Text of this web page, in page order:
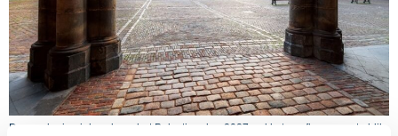
De voorlopige inhoud van het Belastingplan 2027-pakket geeft een eerste blik